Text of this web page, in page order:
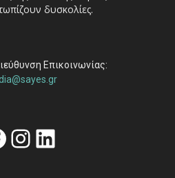
δυσκολίες.
Επικοινωνίας:
Instagram
Linkedin